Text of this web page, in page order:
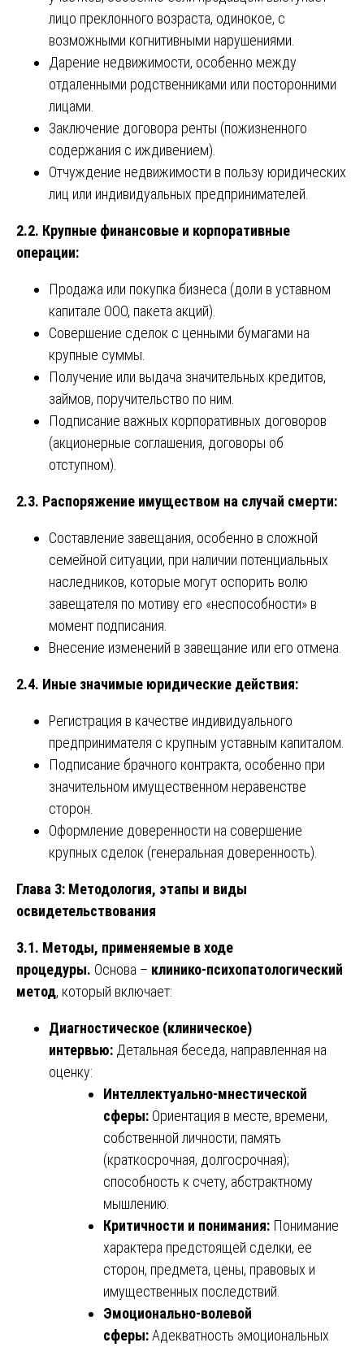
лицо преклонного возраста, одинокое, с
возможными когнитивными нарушениями.
Дарение недвижимости, особенно между
отдаленными родственниками или посторонними
лицами.
Заключение договора ренты (пожизненного
содержания с иждивением).
Отчуждение недвижимости в пользу юридических
лиц или индивидуальных предпринимателей.
2.2. Крупные финансовые и корпоративные
операции:
Продажа или покупка бизнеса (доли в уставном
капитале ООО, пакета акций).
Совершение сделок с ценными бумагами на
крупные суммы.
Получение или выдача значительных кредитов,
займов, поручительство по ним.
Подписание важных корпоративных договоров
(акционерные соглашения, договоры об
отступном).
2.3. Распоряжение имуществом на случай смерти:
Составление завещания, особенно в сложной
семейной ситуации, при наличии потенциальных
наследников, которые могут оспорить волю
завещателя по мотиву его «неспособности» в
момент подписания.
Внесение изменений в завещание или его отмена.
2.4. Иные значимые юридические действия:
Регистрация в качестве индивидуального
предпринимателя с крупным уставным капиталом.
Подписание брачного контракта, особенно при
значительном имущественном неравенстве
сторон.
Оформление доверенности на совершение
крупных сделок (генеральная доверенность).
Глава 3: Методология, этапы и виды
освидетельствования
3.1. Методы, применяемые в ходе
процедуры. Основа – клинико-психопатологический
метод, который включает:
Диагностическое (клиническое)
интервью: Детальная беседа, направленная на
оценку:
Интеллектуально-мнестической
сферы: Ориентация в месте, времени,
собственной личности; память
(краткосрочная, долгосрочная);
способность к счету, абстрактному
мышлению.
Критичности и понимания: Понимание
характера предстоящей сделки, ее
сторон, предмета, цены, правовых и
имущественных последствий.
Эмоционально-волевой
сферы:Адекватность эмоциональных